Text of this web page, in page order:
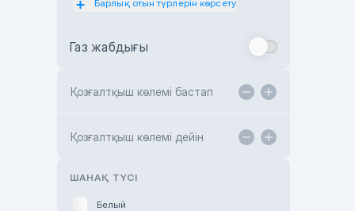
Toyota Astana
TANK Motors Karaganda
Барлық отын түрлерін көрсету
Газ жабдығы
Қозғалтқыш көлемі бастап
Қозғалтқыш көлемі дейін
ШАНАҚ ТҮСІ
Белый